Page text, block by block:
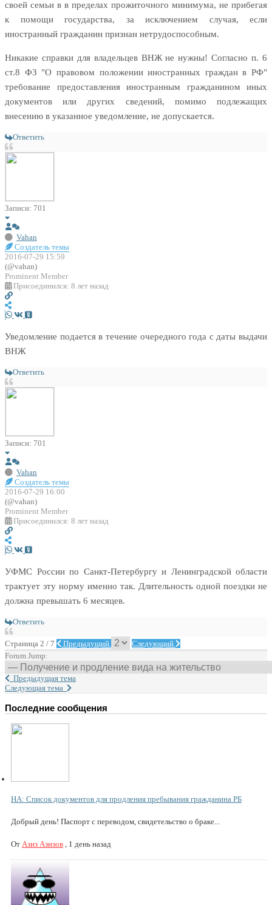
своей семьи в в пределах прожиточного минимума, не прибегая
к помощи государства, за исключением случая, если
иностранный гражданин признан нетрудоспособным.
Никакие справки для владельцев ВНЖ не нужны! Согласно п. 6
ст.8 ФЗ "О правовом положении иностранных граждан в РФ"
требование предоставления иностранным гражданином иных
документов или других сведений, помимо подлежащих
внесению в указанное уведомление, не допускается.
Ответить
Записи: 701
Vahan
Создатель темы
2016-07-29 15:59
(@vahan)
Prominent Member
Присоединился: 8 лет назад
Уведомление подается в течение очередного года с даты выдачи
ВНЖ
Ответить
Записи: 701
Vahan
Создатель темы
2016-07-29 16:00
(@vahan)
Prominent Member
Присоединился: 8 лет назад
УФМС России по Санкт-Петербургу и Ленинградской области
трактует эту норму именно так. Длительность одной поездки не
должна превышать 6 месяцев.
Ответить
Страница 2 / 7 Предыдущий
Следующий
Forum Jump:
Предыдущая тема
Следующая тема
Последние сообщения
НА: Список документов для продления пребывания гражданина РБ
Добрый день! Паспорт с переводом, свидетельство о браке...
От Азиз Азизов , 1 день назад